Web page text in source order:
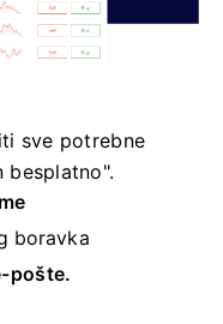
sve potrebne
boravka
pošte.